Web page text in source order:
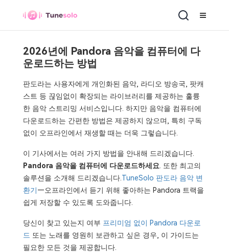
2026년에 Pandora 음악을 컴퓨터에 다
운로드하는 방법
판도라는 사용자에게 개인화된 음악, 라디오 방송국, 팟캐
스트 등 끊임없이 확장되는 라이브러리를 제공하는 훌륭
한 음악 스트리밍 서비스입니다. 하지만 음악을 컴퓨터에
다운로드하는 간편한 방법은 제공하지 않으며, 특히 구독
없이 오프라인에서 재생할 때는 더욱 그렇습니다.
이 기사에서는 여러 가지 방법을 안내해 드리겠습니다.
Pandora 음악을 컴퓨터에 다운로드하세요 . 또한 최고의
솔루션을 소개해 드리겠습니다. TuneSolo 판도라 음악 변
환기—오프라인에서 듣기 위해 좋아하는 Pandora 트랙을
쉽게 저장할 수 있도록 도와줍니다.
당신이 찾고 있는지 여부 프리미엄 없이 Pandora 다운로
드 또는 노래를 영원히 보관하고 싶은 경우, 이 가이드는
필요한 모든 것을 제공합니다.